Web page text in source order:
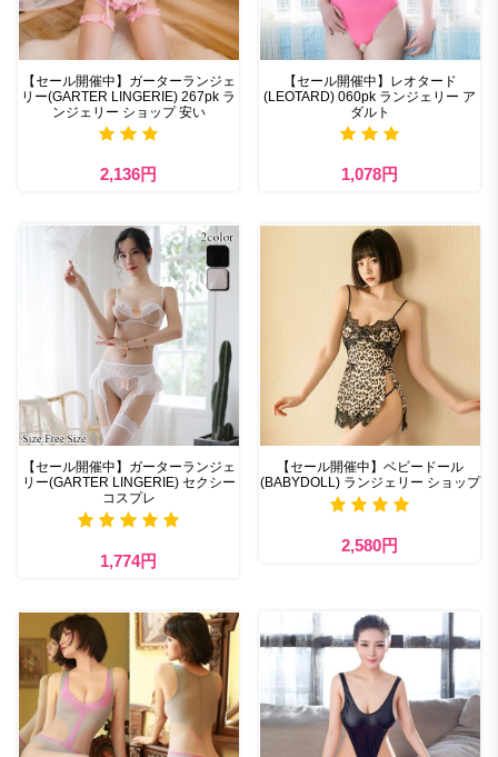
【セール開催中】ガーターランジェ
リー(GARTER LINGERIE) 267pk ラ
ンジェリー ショップ 安い
2,136円
【セール開催中】レオタード
(LEOTARD) 060pk ランジェリー ア
ダルト
1,078円
【セール開催中】ガーターランジェ
リー(GARTER LINGERIE) セクシー
コスプレ
1,774円
【セール開催中】ベビードール
(BABYDOLL) ランジェリー ショップ
2,580円